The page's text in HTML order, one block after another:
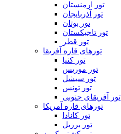
تور ارمنستان
تور آذربایجان
تور بوتان
تور تاجیکستان
تور قطر
تورهای قاره آفریقا
تور کنیا
تور موریس
تور سیشل
تور تونس
تور آفریقای جنوبی
تورهای قاره آمریکا
تور کانادا
تور برزیل